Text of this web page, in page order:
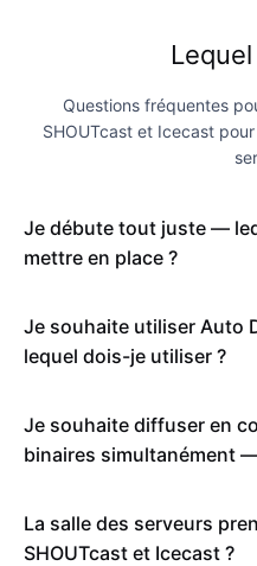
Questions fréquentes
SHOUTcast et Icecast
Je débute tout juste —
mettre en place ?
Je souhaite utiliser Auto
lequel dois-je utiliser ?
Je souhaite diffuser en
binaires simultanément
La salle des serveurs
SHOUTcast et Icecast ?